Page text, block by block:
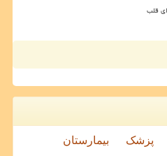
قلب
پزشک بیمارستان